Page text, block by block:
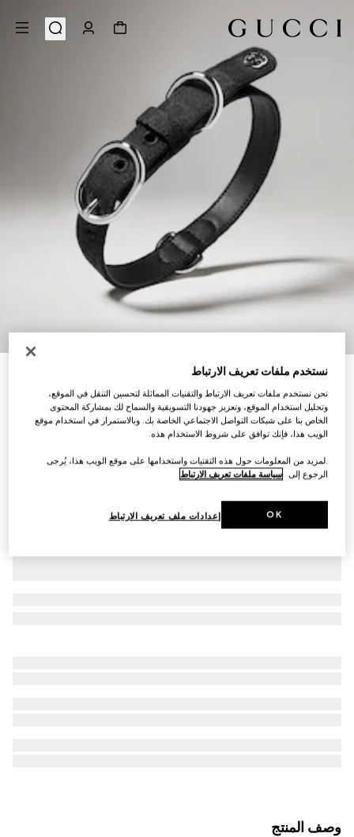
التخصيص بالأحرف الأولى
طوق حيوان أليف صغير الحجم/متوسط الحجم
SAR 1,650
تنويعاتكانفاس GG باللون الأسود
وصف المنتج
نستخدم ملفات تعريف الارتباط
نحن نستخدم ملفات تعريف الارتباط والتقنيات المماثلة لتحسين التنقل في الموقع،
وتحليل استخدام الموقع، وتعزيز جهودنا التسويقية والسماح لك بمشاركة المحتوى
الخاص بنا على شبكات التواصل الاجتماعي الخاصة بك. وبالاستمرار في استخدام موقع
الويب هذا، فإنك توافق على شروط الاستخدام هذه.
.لمزيد من المعلومات حول هذه التقنيات واستخدامها على موقع الويب هذا، يُرجى
الرجوع إلى سياسة ملفات تعريف الارتباط
إعدادات ملف تعريف الارتباط OK